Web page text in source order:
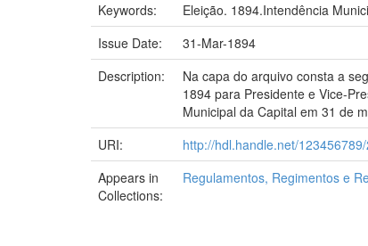
Keywords:
Eleição. 1894.Intendência
Issue Date:
31-Mar-1894
Description:
Na capa do arquivo consta a
1894 para Presidente e Vice-
Municipal da Capital em 31 de
URI:
http://hdl.handle.net/
Appears in
Collections:
Regulamentos, Regimentos e